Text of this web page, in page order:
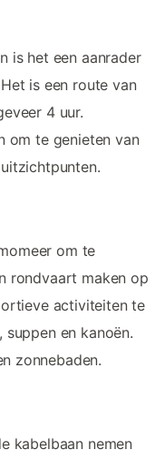
is het een aanrader
is een route van
4 uur.
om te genieten van
om te
rondvaart maken op
activiteiten te
suppen en kanoën.
zonnebaden.
kabelbaan nemen